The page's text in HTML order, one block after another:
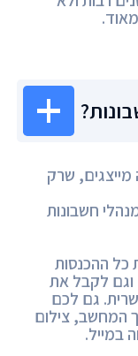
שרק
חשבונות
כל ההכנסות
לקבל את
גם לכם
המחשב, צילום
במייל.